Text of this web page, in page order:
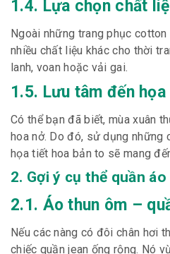
1.4. Lựa chọn chất
Ngoài những trang phục
nhiều chất liệu khác cho thời
lanh, voan hoặc vải gai.
1.5. Lưu tâm đến
Có thể bạn đã biết, mùa xuân
hoa nở. Do đó, sử dụng những
họa tiết hoa bản to sẽ mang
2. Gợi ý cụ thể quần
2.1. Áo thun ôm –
Nếu các nàng có đôi chân hơi
chiếc quần jean ống rộng. Nó